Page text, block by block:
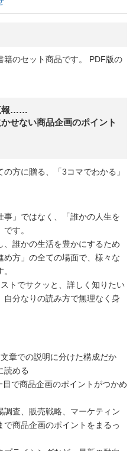
のセット商品です。 PDF版の
報……
せない商品企画のポイント
方に贈る、「3コマでわかる」
」ではなく、「誰かの人生を
す。
誰かの生活を豊かにするため
方」の全ての場面で、様々な
トでサクッと、詳しく知りたい
自分なりの読み方で無理なく身
章での説明に分けた構成だか
読める
目で商品企画のポイントがつかめ
調査、販売戦略、マーケティン
商品企画のポイントをまるっ